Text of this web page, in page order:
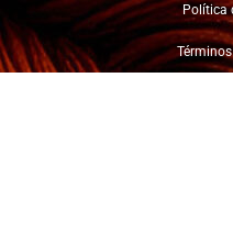
Política